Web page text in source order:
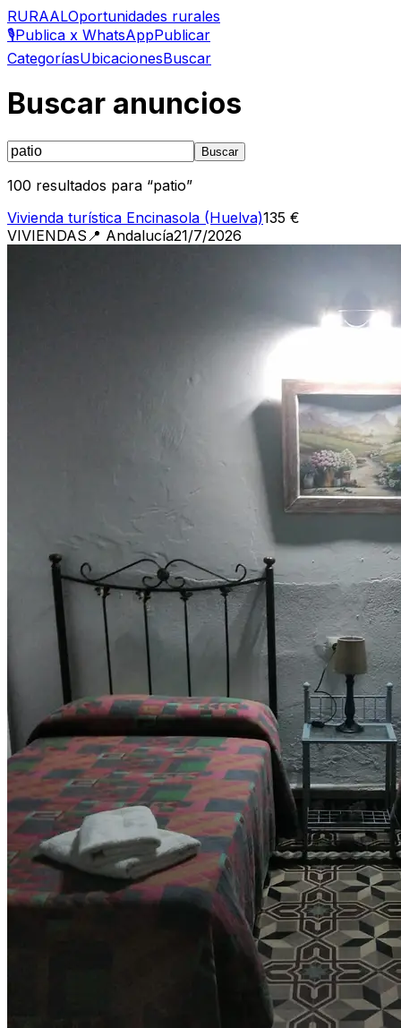
RURAALOportunidades rurales
🎙️Publica x WhatsAppPublicar
CategoríasUbicacionesBuscar
Buscar anuncios
Buscar
100 resultados para “patio”
Vivienda turística Encinasola (Huelva)135 €
VIVIENDAS 📍 Andalucía21/7/2026